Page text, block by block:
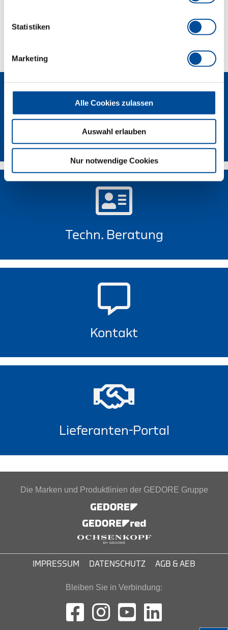
Statistiken
Marketing
Alle Cookies zulassen
Auswahl erlauben
Nur notwendige Cookies
Technische Eigenschaften
GEDORE Torque Solutions Log-In
Techn. Beratung
Kontakt
Lieferanten-Portal
Die Marken und Produktlinien der GEDORE Gruppe
IMPRESSUM DATENSCHUTZ AGB & AEB
Bleiben Sie in Verbindung: